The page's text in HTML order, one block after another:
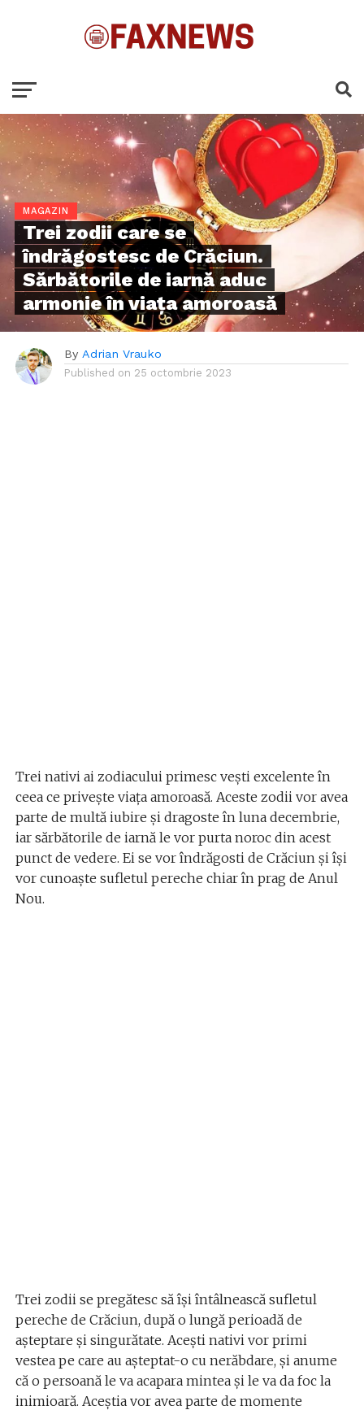
MAGAZIN
Trei zodii care se
îndrăgostesc de Crăciun.
Sărbătorile de iarnă aduc
armonie în viața amoroasă
By Adrian Vrauko
Published on 25 octombrie 2023
Trei nativi ai zodiacului primesc vești excelente în
ceea ce privește viața amoroasă. Aceste zodii vor avea
parte de multă iubire și dragoste în luna decembrie,
iar sărbătorile de iarnă le vor purta noroc din acest
punct de vedere. Ei se vor îndrăgosti de Crăciun și își
vor cunoaște sufletul pereche chiar în prag de Anul
Nou.
Trei zodii se pregătesc să își întâlnească sufletul
pereche de Crăciun, după o lungă perioadă de
așteptare și singurătate. Acești nativi vor primi
vestea pe care au așteptat-o cu nerăbdare, și anume
că o persoană le va acapara mintea și le va da foc la
inimioară. Aceștia vor avea parte de momente